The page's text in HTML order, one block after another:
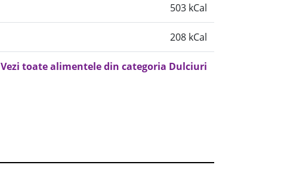
503 kCal
208 kCal
Vezi toate alimentele din categoria Dulciuri